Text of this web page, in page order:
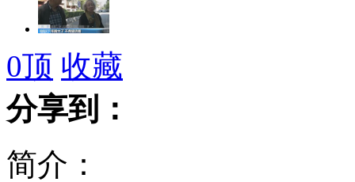
央视问老人最在乎什么 答:不想活了
0顶 收藏
分享到：
简介：